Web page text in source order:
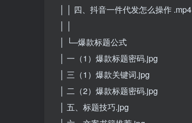
│ │ 四、抖音一件代发怎么操作 .mp4
│ └─爆款标题公式
│ 一（1）爆款标题密码.jpg
│ 三（1）爆款关键词.jpg
│ 二（2）爆款标题密码.jpg
│ 五、标题技巧.jpg